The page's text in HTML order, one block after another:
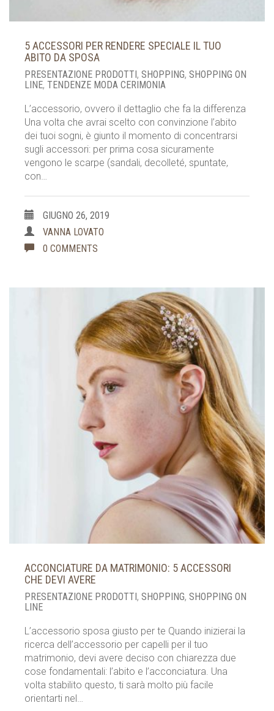
5 ACCESSORI PER RENDERE SPECIALE IL TUO
ABITO DA SPOSA
PRESENTAZIONE PRODOTTI, SHOPPING, SHOPPING ON
LINE, TENDENZE MODA CERIMONIA
L’accessorio, ovvero il dettaglio che fa la differenza
Una volta che avrai scelto con convinzione l’abito
dei tuoi sogni, è giunto il momento di concentrarsi
sugli accessori: per prima cosa sicuramente
vengono le scarpe (sandali, decolleté, spuntate,
con…
GIUGNO 26, 2019
VANNA LOVATO
0 COMMENTS
ACCONCIATURE DA MATRIMONIO: 5 ACCESSORI
CHE DEVI AVERE
PRESENTAZIONE PRODOTTI, SHOPPING, SHOPPING ON
LINE
L’accessorio sposa giusto per te Quando inizierai la
ricerca dell’accessorio per capelli per il tuo
matrimonio, devi avere deciso con chiarezza due
cose fondamentali: l’abito e l’acconciatura. Una
volta stabilito questo, ti sarà molto più facile
orientarti nel…